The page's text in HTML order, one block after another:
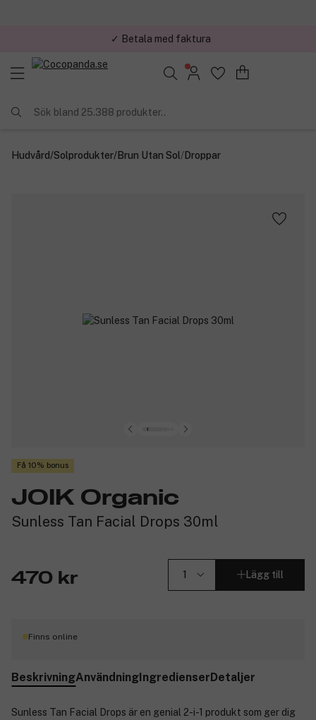
✓ Betala med faktura
Sök bland 25.388 produkter..
Hudvård/Solprodukter/Brun Utan Sol/Droppar
Få 10% bonus
JOIK Organic
Sunless Tan Facial Drops 30ml
470 kr Lägg till
Finns online
BeskrivningAnvändningIngredienserDetaljer
Sunless Tan Facial Drops är en genial 2-i-1 produkt som ger dig